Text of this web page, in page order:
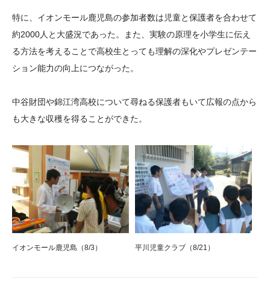
科学教育振興助成・
次世代理系人材育成プ
ログラム助成
サイトマップ 中谷財団アーカイブ
特に、イオンモール鹿児島の参加者数は児童と保護者を合わせて
約2000人と大盛況であった。また、実験の原理を小学生に伝え
る方法を考えることで高校生とっても理解の深化やプレゼンテー
ション能力の向上につながった。
中谷財団や錦江湾高校について尋ねる保護者もいて広報の点から
も大きな収穫を得ることができた。
イオンモール鹿児島（8/3） 平川児童クラブ（8/21）